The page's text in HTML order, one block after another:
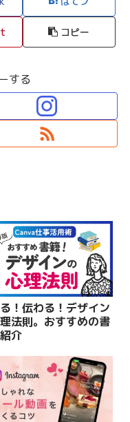
コピー
する
！伝わる！デザイン
法則。おすすめの書
介